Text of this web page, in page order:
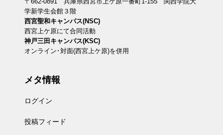
学新学生会館３階
西宮聖和キャンパス(NSC)
西宮上ケ原にて合同活動
神戸三田キャンパス(KSC)
オンライン･対面(西宮上ケ原)を併用
メタ情報
ログイン
投稿フィード